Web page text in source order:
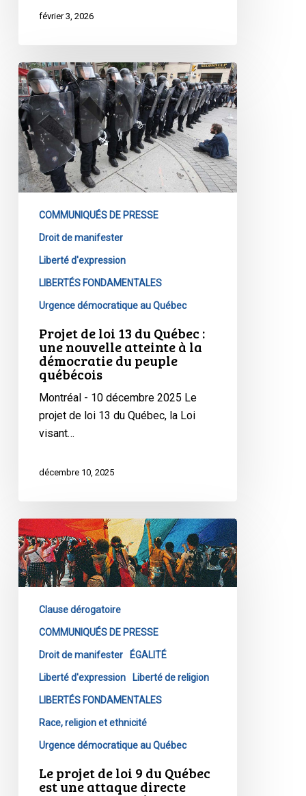
février 3, 2026
Projet
de
loi
13
du
Québec
:
une
nouvelle
atteinte
démocratie
québécois
COMMUNIQUÉS DE PRESSE
Droit de manifester
Liberté d'expression
LIBERTÉS FONDAMENTALES
Urgence démocratique au Québec
Projet de loi 13 du Québec :
une nouvelle atteinte à la
démocratie du peuple
québécois
Montréal - 10 décembre 2025 Le
projet de loi 13 du Québec, la Loi
visant…
décembre 10, 2025
Le
projet
de
loi
Québec
directe
contre
fondamentales
Clause dérogatoire
COMMUNIQUÉS DE PRESSE
Droit de manifester ÉGALITÉ
Liberté d'expression Liberté de religion
LIBERTÉS FONDAMENTALES
Race, religion et ethnicité
Urgence démocratique au Québec
Le projet de loi 9 du Québec
est une attaque directe